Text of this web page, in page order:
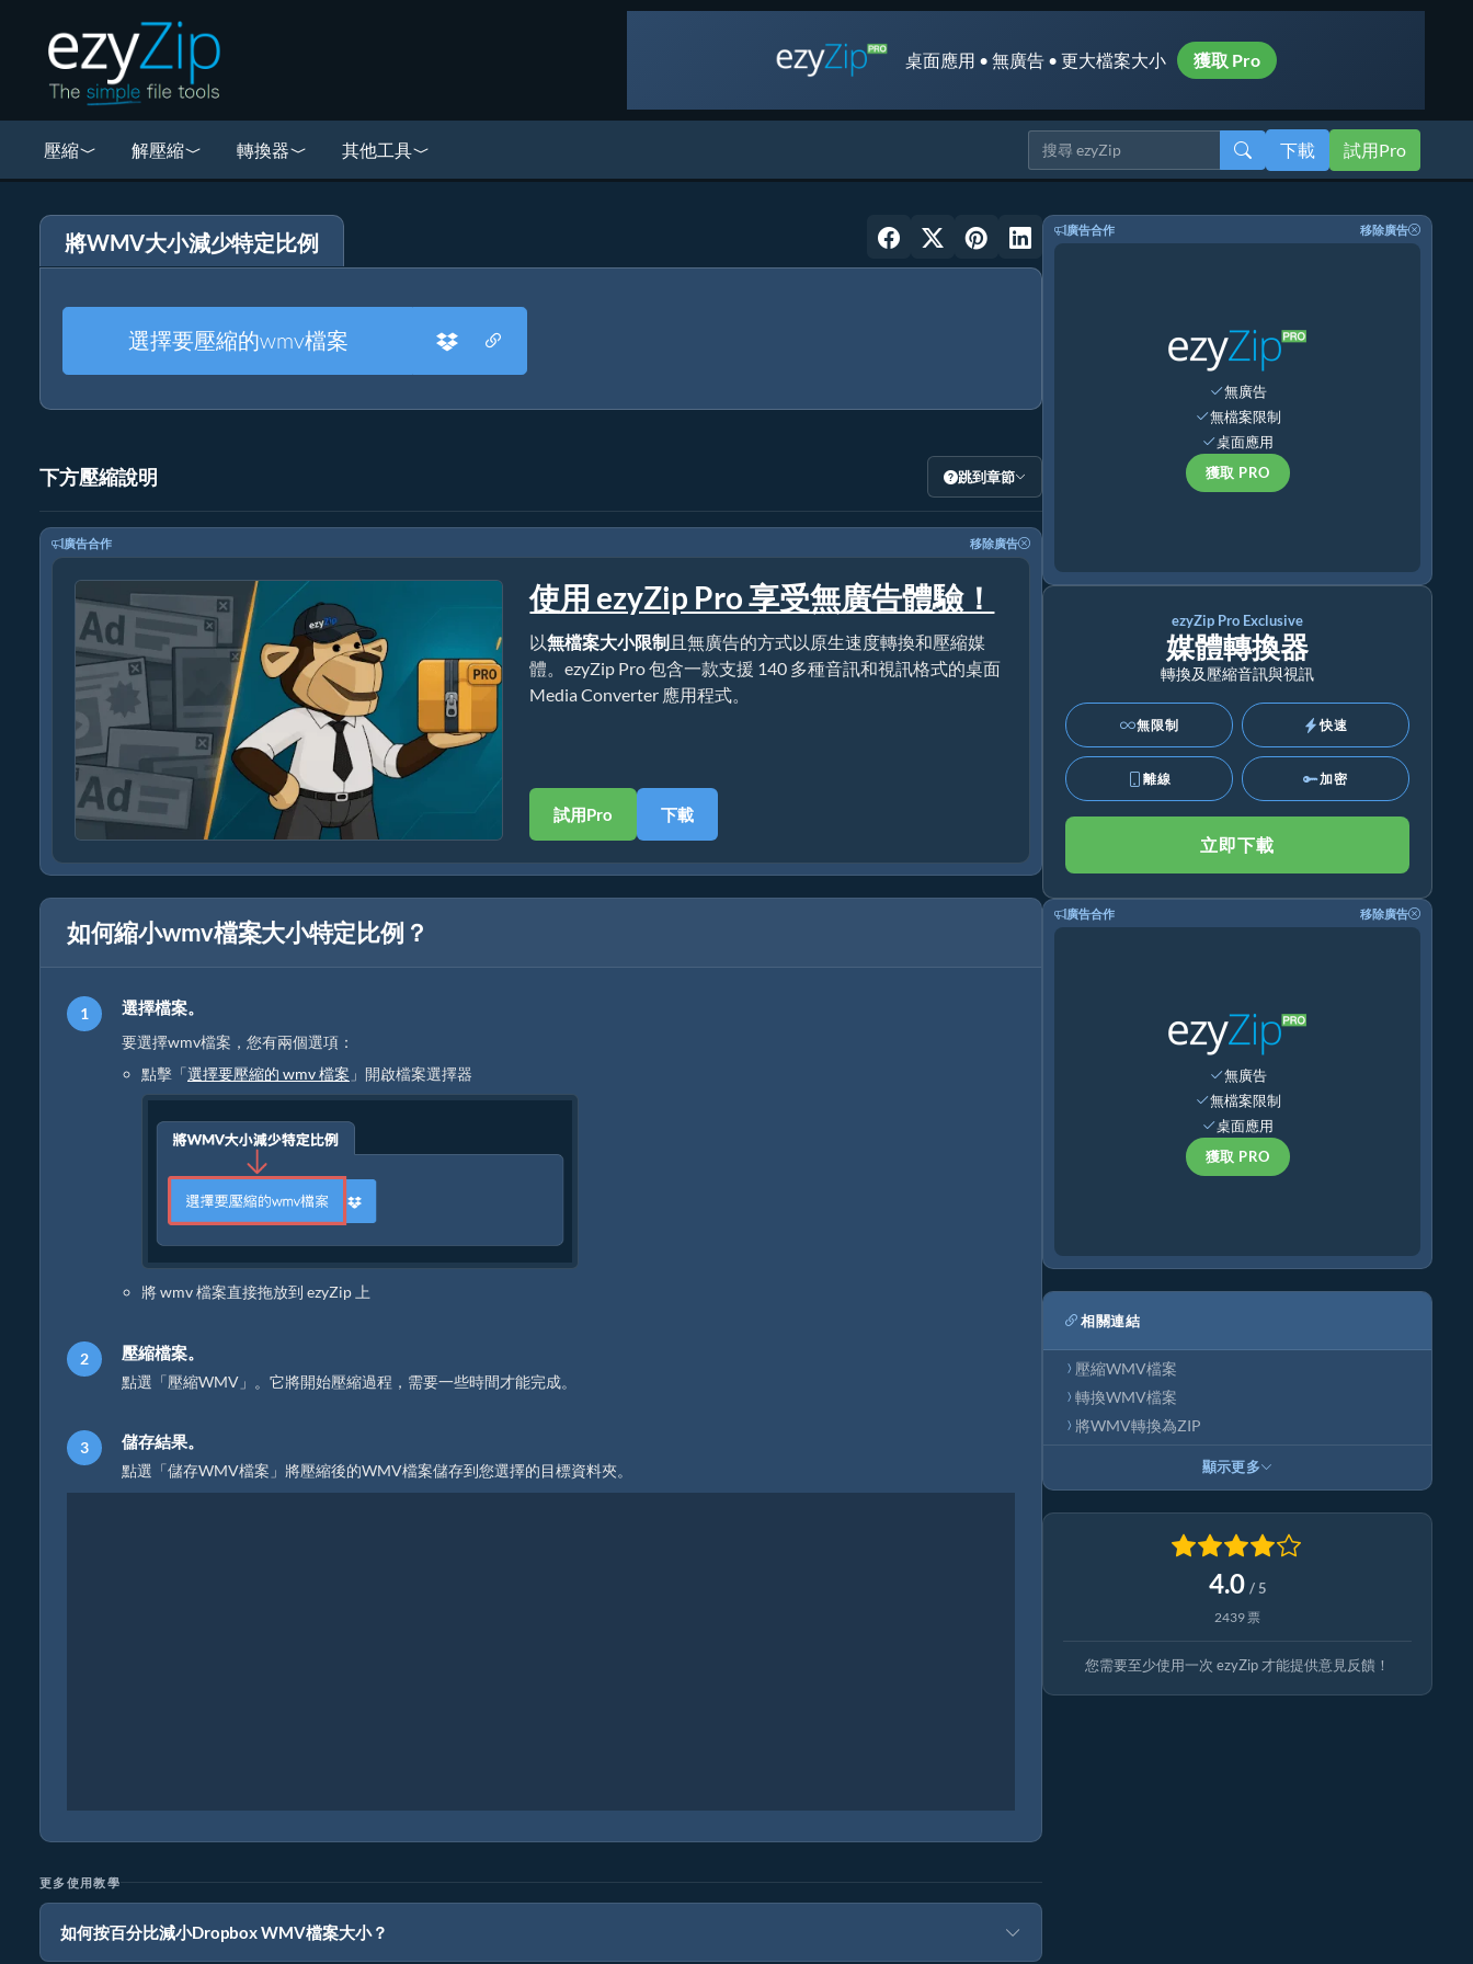
桌面應用 • 無廣告 • 更大檔案大小 獲取 Pro
壓縮 解壓縮 轉換器 其他工具 下載 試用Pro
將WMV大小減少特定比例
選擇要壓縮的wmv檔案
下方壓縮說明 跳到章節
廣告合作 移除廣告
使用 ezyZip Pro 享受無廣告體驗！
以無檔案大小限制且無廣告的方式以原生速度轉換和壓縮媒
體。ezyZip Pro 包含一款支援 140 多種音訊和視訊格式的桌面
Media Converter 應用程式。
試用Pro 下載
如何縮小wmv檔案大小特定比例？
選擇檔案。
要選擇wmv檔案，您有兩個選項：
點擊「選擇要壓縮的 wmv 檔案 」開啟檔案選擇器
將 wmv 檔案直接拖放到 ezyZip 上
壓縮檔案。
點選「壓縮WMV」。它將開始壓縮過程，需要一些時間才能完成。
儲存結果。
點選「儲存WMV檔案」將壓縮後的WMV檔案儲存到您選擇的目標資料夾。
更多使用教學
如何按百分比減小Dropbox WMV檔案大小？
廣告合作 移除廣告
無廣告
無檔案限制
桌面應用
獲取 PRO
ezyZip Pro Exclusive
媒體轉換器
轉換及壓縮音訊與視訊
無限制 快速
離線 加密
立即下載
廣告合作 移除廣告
無廣告
無檔案限制
桌面應用
獲取 PRO
相關連結
壓縮WMV檔案
轉換WMV檔案
將WMV轉換為ZIP
顯示更多
4.0 / 5
2439 票
您需要至少使用一次 ezyZip 才能提供意見反饋！